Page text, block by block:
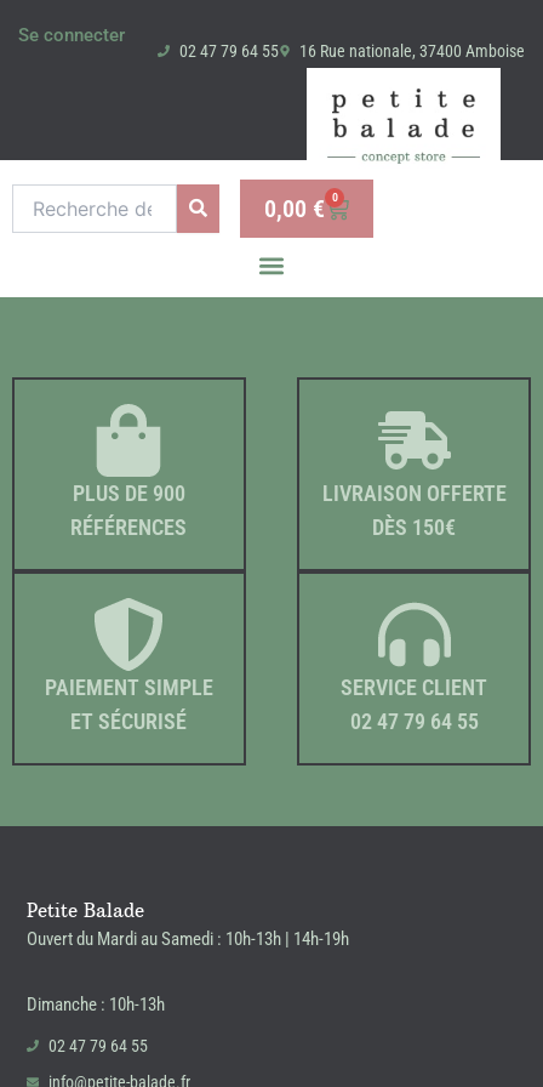
Se connecter
02 47 79 64 55 16 Rue nationale, 37400 Amboise
pour :
0,00 € 0
Panier
PLUS DE 900
RÉFÉRENCES
LIVRAISON OFFERTE
DÈS 150€
PAIEMENT SIMPLE
ET SÉCURISÉ
SERVICE CLIENT
02 47 79 64 55
Petite Balade
Ouvert du Mardi au Samedi : 10h-13h | 14h-19h
Dimanche : 10h-13h
02 47 79 64 55
info@petite-balade.fr